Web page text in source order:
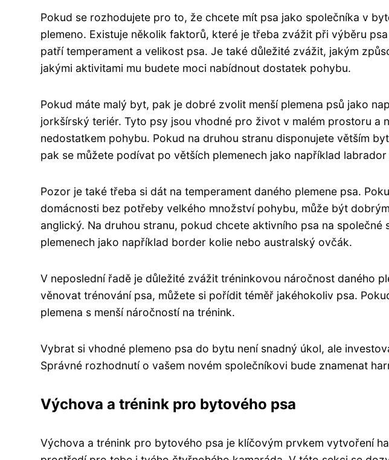
Pokud se rozhodujete pro to, že chcete mít psa jako společníka v
plemeno. Existuje několik faktorů, které je třeba zvážit při výběru
patří temperament a velikost psa. Je také důležité zvážit, jakým
jakými aktivitami mu budete moci nabídnout dostatek pohybu.
Pokud máte malý byt, pak je dobré zvolit menší plemena psů jako
jorkšírský teriér. Tyto psy jsou vhodné pro život v malém prostoru a
nedostatkem pohybu. Pokud na druhou stranu disponujete větším
pak se můžete podívat po větších plemenech jako například
Pozor je také třeba si dát na temperament daného plemene psa.
domácnosti bez potřeby velkého množství pohybu, může být
anglický. Na druhou stranu, pokud chcete aktivního psa na
plemenech jako například border kolie nebo australský ovčák.
V neposlední řadě je důležité zvážit tréninkovou náročnost daného
věnovat trénování psa, můžete si pořídit téměř jakéhokoliv psa.
plemena s menší náročností na trénink.
Vybrat si vhodné plemeno psa do bytu není snadný úkol, ale
Správné rozhodnutí o vašem novém společníkovi bude znamenat
Výchova a trénink pro bytového psa
Výchova a trénink pro bytového psa je klíčovým prvkem vytvoření